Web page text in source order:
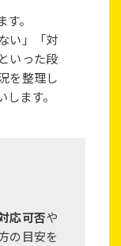
。
い」「対
いった段
を整理し
ます。
応可否や
の目安を